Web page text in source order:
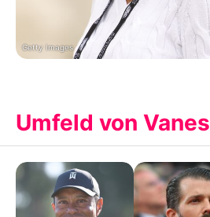
Getty Images
Umfeld von